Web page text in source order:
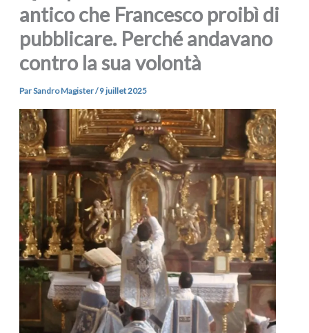
antico che Francesco proibì di
pubblicare. Perché andavano
contro la sua volontà
ParSandro Magister/9 juillet 2025